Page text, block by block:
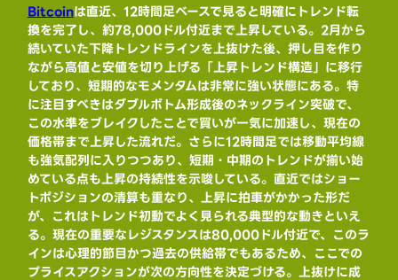
Bitcoinは直近、12時間足ベースで見ると明確にトレンド転
換を完了し、約78,000ドル付近まで上昇している。2月から
続いていた下降トレンドラインを上抜けた後、押し目を作り
ながら高値と安値を切り上げる「上昇トレンド構造」に移行
しており、短期的なモメンタムは非常に強い状態にある。特
に注目すべきはダブルボトム形成後のネックライン突破で、
この水準をブレイクしたことで買いが一気に加速し、現在の
価格帯まで上昇した流れだ。さらに12時間足では移動平均線
も強気配列に入りつつあり、短期・中期のトレンドが揃い始
めている点も上昇の持続性を示唆している。直近ではショー
トポジションの清算も重なり、上昇に拍車がかかった形だ
が、これはトレンド初動でよく見られる典型的な動きといえ
る。現在の重要なレジスタンスは80,000ドル付近で、このラ
インは心理的節目かつ過去の供給帯でもあるため、ここでの
プライスアクションが次の方向性を決定づける。上抜けに成